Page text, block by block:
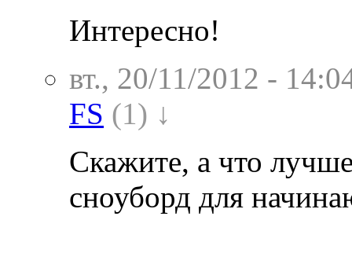
Интересно!
вт., 20/11/2012 -
FS (1) ↓
Скажите, а что
сноуборд для